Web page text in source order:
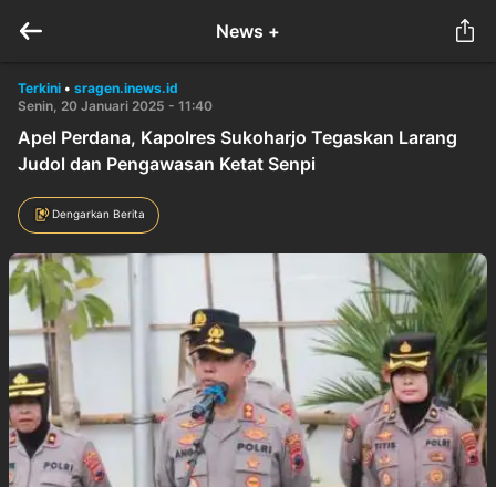
News +
Terkini • sragen.inews.id
Senin, 20 Januari 2025 - 11:40
Apel Perdana, Kapolres Sukoharjo Tegaskan Larang
Judol dan Pengawasan Ketat Senpi
Dengarkan Berita